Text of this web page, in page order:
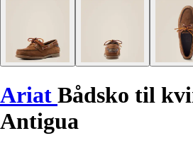
Ariat Bådsko til
Antigua